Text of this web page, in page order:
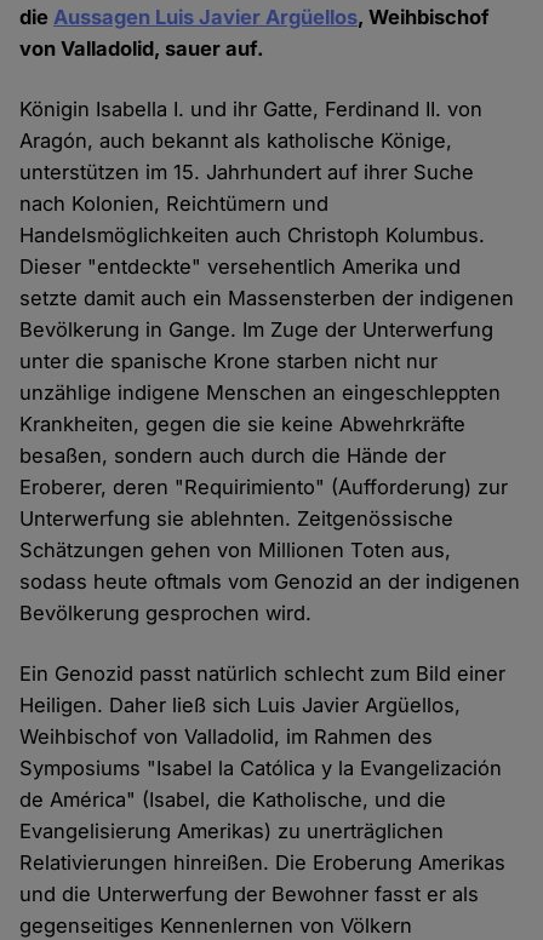
dieAussagen Luis Javier Argüellos, Weihbischof
von Valladolid, sauer auf.
Königin Isabella I. und ihr Gatte, Ferdinand II. von
Aragón, auch bekannt als katholische Könige,
unterstützen im 15. Jahrhundert auf ihrer Suche
nach Kolonien, Reichtümern und
Handelsmöglichkeiten auch Christoph Kolumbus.
Dieser "entdeckte" versehentlich Amerika und
setzte damit auch ein Massensterben der indigenen
Bevölkerung in Gange. Im Zuge der Unterwerfung
unter die spanische Krone starben nicht nur
unzählige indigene Menschen an eingeschleppten
Krankheiten, gegen die sie keine Abwehrkräfte
besaßen, sondern auch durch die Hände der
Eroberer, deren "Requirimiento" (Aufforderung) zur
Unterwerfung sie ablehnten. Zeitgenössische
Schätzungen gehen von Millionen Toten aus,
sodass heute oftmals vom Genozid an der indigenen
Bevölkerung gesprochen wird.
Ein Genozid passt natürlich schlecht zum Bild einer
Heiligen. Daher ließ sich Luis Javier Argüellos,
Weihbischof von Valladolid, im Rahmen des
Symposiums "Isabel la Católica y la Evangelización
de América" (Isabel, die Katholische, und die
Evangelisierung Amerikas) zu unerträglichen
Relativierungen hinreißen. Die Eroberung Amerikas
und die Unterwerfung der Bewohner fasst er als
gegenseitiges Kennenlernen von Völkern